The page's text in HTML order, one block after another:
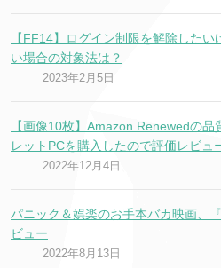
【FF14】ログイン制限を解除した
い場合の対象法は？
2023年2月5日
【画像10枚】Amazon Renewedの
レットPCを購入したので評価レビュ
2022年12月4日
パニック＆娯楽のお手本バカ映画、
ビュー
2022年8月13日